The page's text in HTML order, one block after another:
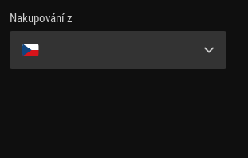
Nakupování z